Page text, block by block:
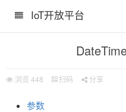
IoT开放平台
浏览 448 扫码 分享
参数